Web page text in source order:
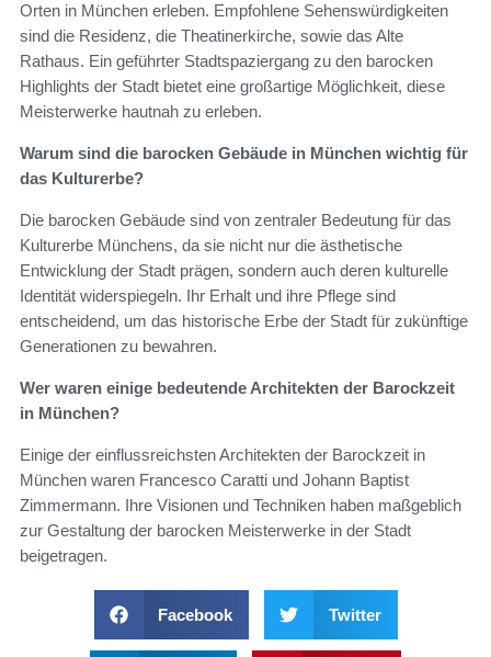
Orten in München erleben. Empfohlene Sehenswürdigkeiten
sind die Residenz, die Theatinerkirche, sowie das Alte
Rathaus. Ein geführter Stadtspaziergang zu den barocken
Highlights der Stadt bietet eine großartige Möglichkeit, diese
Meisterwerke hautnah zu erleben.
Warum sind die barocken Gebäude in München wichtig für
das Kulturerbe?
Die barocken Gebäude sind von zentraler Bedeutung für das
Kulturerbe Münchens, da sie nicht nur die ästhetische
Entwicklung der Stadt prägen, sondern auch deren kulturelle
Identität widerspiegeln. Ihr Erhalt und ihre Pflege sind
entscheidend, um das historische Erbe der Stadt für zukünftige
Generationen zu bewahren.
Wer waren einige bedeutende Architekten der Barockzeit
in München?
Einige der einflussreichsten Architekten der Barockzeit in
München waren Francesco Caratti und Johann Baptist
Zimmermann. Ihre Visionen und Techniken haben maßgeblich
zur Gestaltung der barocken Meisterwerke in der Stadt
beigetragen.
Facebook Twitter